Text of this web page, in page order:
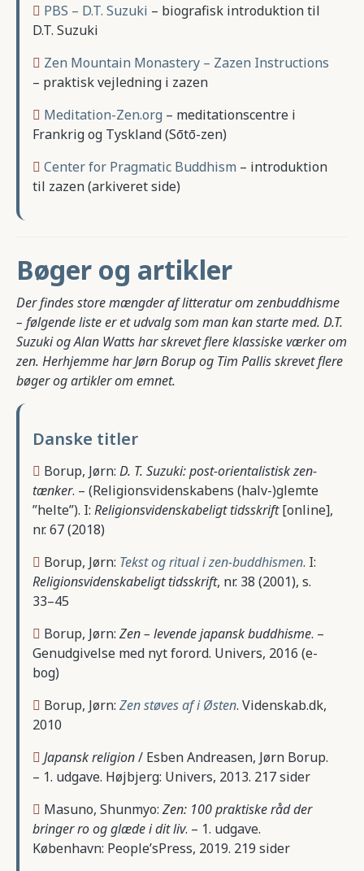
PBS – D.T. Suzuki – biografisk introduktion til
D.T. Suzuki
Zen Mountain Monastery – Zazen Instructions
– praktisk vejledning i zazen
Meditation-Zen.org – meditationscentre i
Frankrig og Tyskland (Sōtō-zen)
Center for Pragmatic Buddhism – introduktion
til zazen (arkiveret side)
Bøger og artikler
Der findes store mængder af litteratur om zenbuddhisme
– følgende liste er et udvalg som man kan starte med. D.T.
Suzuki og Alan Watts har skrevet flere klassiske værker om
zen. Herhjemme har Jørn Borup og Tim Pallis skrevet flere
bøger og artikler om emnet.
Danske titler
Borup, Jørn: D. T. Suzuki: post-orientalistisk zen-
tænker. – (Religionsvidenskabens (halv-)glemte
”helte”). I: Religionsvidenskabeligt tidsskrift[online],
nr. 67 (2018)
Borup, Jørn: Tekst og ritual i zen-buddhismen. I:
Religionsvidenskabeligt tidsskrift, nr. 38 (2001), s.
33–45
Borup, Jørn: Zen – levende japansk buddhisme. –
Genudgivelse med nyt forord. Univers, 2016 (e-
bog)
Borup, Jørn: Zen støves af i Østen. Videnskab.dk,
2010
Japansk religion/ Esben Andreasen, Jørn Borup.
– 1. udgave. Højbjerg: Univers, 2013. 217 sider
Masuno, Shunmyo: Zen: 100 praktiske råd der
bringer ro og glæde i dit liv. – 1. udgave.
København: People’sPress, 2019. 219 sider